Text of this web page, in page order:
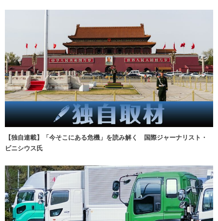
【独自連載】「今そこにある危機」を読み解く 国際ジャーナリスト・
ビニシウス氏